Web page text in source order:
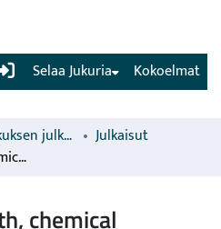
(current) Kokoelmat
Selaa Jukuria
Luonnonvarakeskuksen julkaisut
Julkaisut
Variation in growth, chemical defense, and herbivore resistance in scots pine provenances
chemical